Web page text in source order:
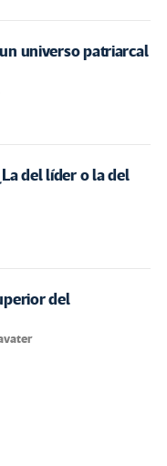
universo patriarcal
del líder o la del
del